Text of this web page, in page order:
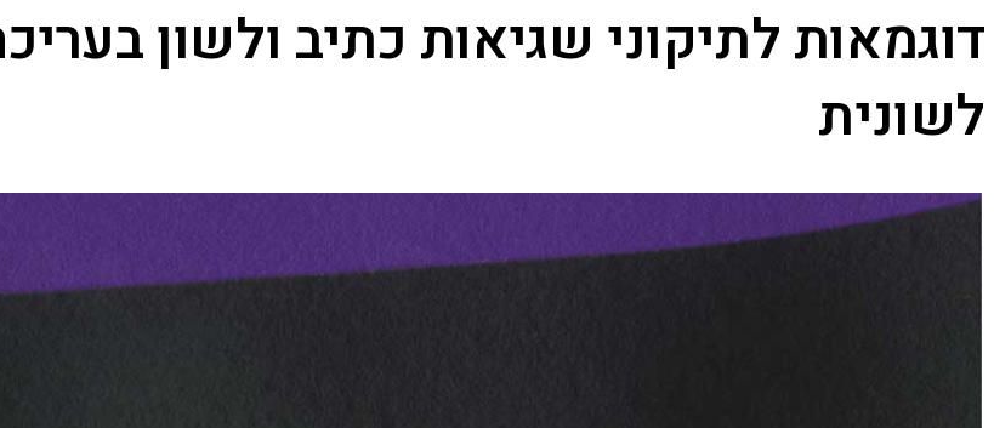
דוגמאות לתיקוני שגיאות כתיב ולשון
לשונית